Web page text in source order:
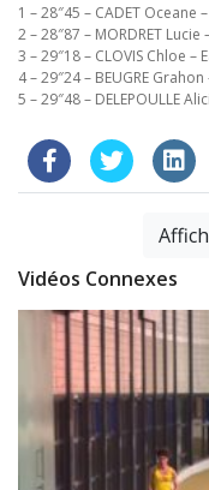
1 – 28″45 – CADET Oceane
2 – 28″87 – MORDRET
3 – 29″18 – CLOVIS Chloe –
4 – 29″24 – BEUGRE
5 – 29″48 – DELEPOULLE
Vidéos Connexes